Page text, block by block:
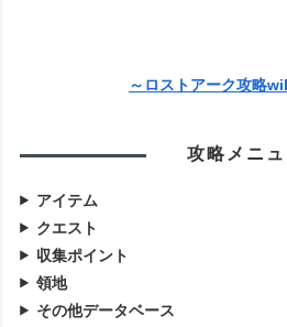
～ロストアーク攻略
攻略メニ
アイテム
クエスト
収集ポイント
領地
その他データベース